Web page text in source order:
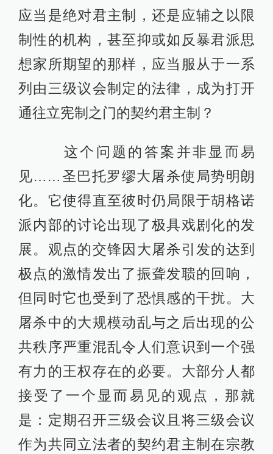
应当是绝对君主制，还是应辅之以限
制性的机构，甚至抑或如反暴君派思
想家所期望的那样，应当服从于一系
列由三级议会制定的法律，成为打开
通往立宪制之门的契约君主制？
这个问题的答案并非显而易
见……圣巴托罗缪大屠杀使局势明朗
化。它使得直至彼时仍局限于胡格诺
派内部的讨论出现了极具戏剧化的发
展。观点的交锋因大屠杀引发的达到
极点的激情发出了振聋发聩的回响，
但同时它也受到了恐惧感的干扰。大
屠杀中的大规模动乱与之后出现的公
共秩序严重混乱令人们意识到一个强
有力的王权存在的必要。大部分人都
接受了一个显而易见的观点，那就
是：定期召开三级会议且将三级会议
作为共同立法者的契约君主制在宗教